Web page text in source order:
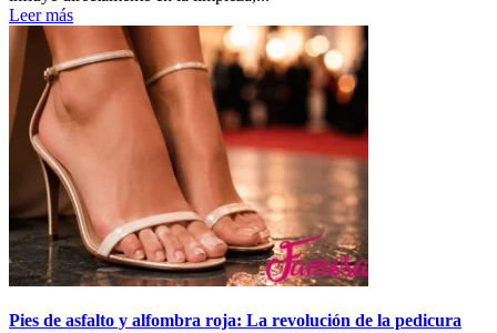
Leer más
Pies de asfalto y alfombra roja: La revolución de la pedicura